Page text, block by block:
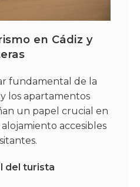
en Cádiz y
fundamental de la
los apartamentos
un papel crucial en
accesibles
del turista